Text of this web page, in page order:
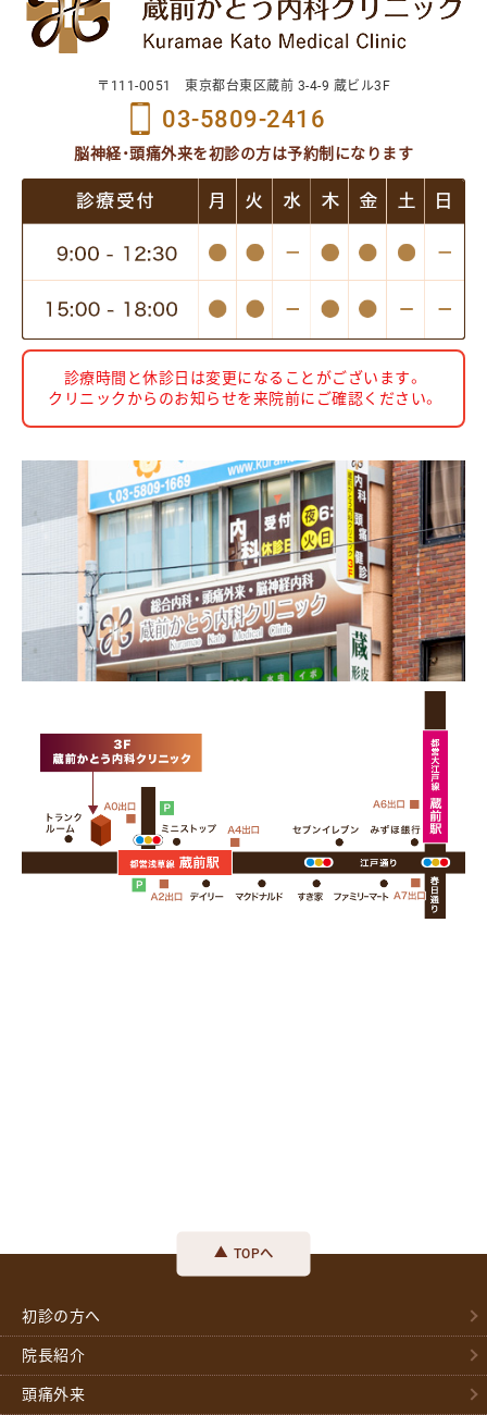
〒111-0051 東京都台東区蔵前 3-4-9 蔵ビル3F
03-5809-2416
脳神経・頭痛外来を初診の方は予約制になります
診療時間と休診日は変更になることがございます。
クリニックからのお知らせを来院前にご確認ください。
初診の方へ
院長紹介
頭痛外来
TOPへ